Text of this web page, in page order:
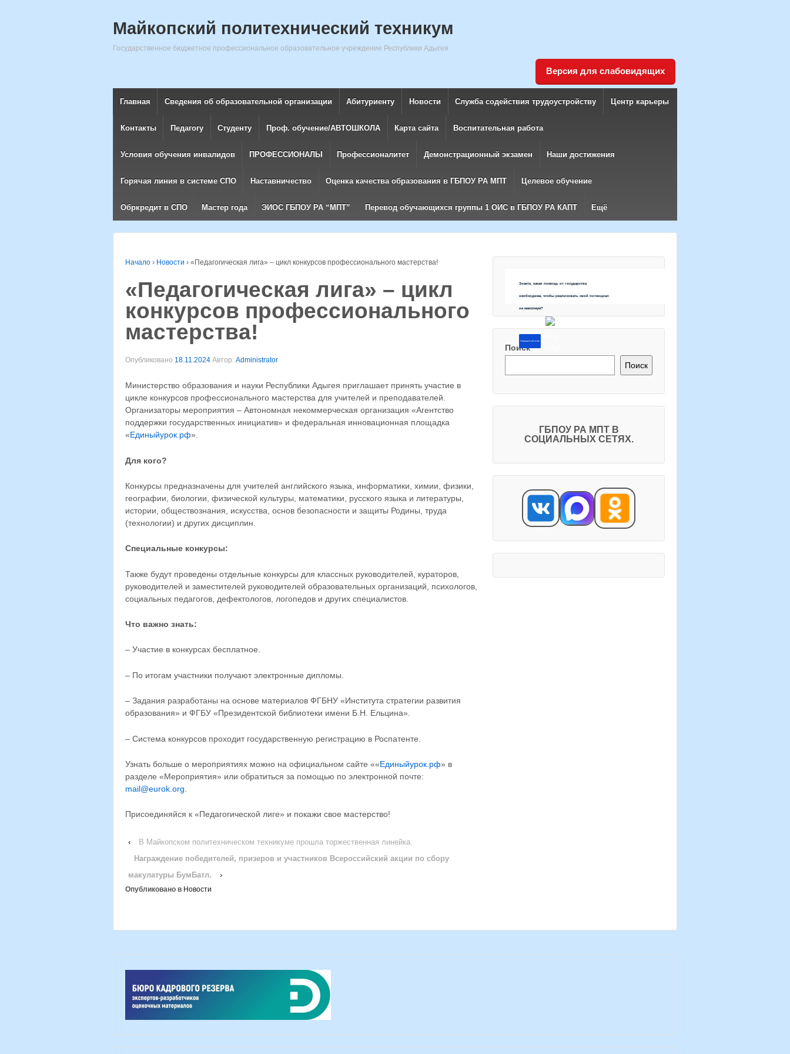
Майкопский политехнический техникум
Государственное бюджетное профессиональное образовательное учреждение Республики Адыгея
Версия для слабовидящих
Главная Сведения об образовательной организации Абитуриенту Новости Служба содействия трудоустройству Центр карьеры
Контакты Педагогу Студенту Проф. обучение/АВТОШКОЛА Карта сайта Воспитательная работа
Условия обучения инвалидов ПРОФЕССИОНАЛЫ Профессионалитет Демонстрационный экзамен Наши достижения
Горячая линия в системе СПО Наставничество Оценка качества образования в ГБПОУ РА МПТ Целевое обучение
Обркредит в СПО Мастер года ЭИОС ГБПОУ РА “МПТ” Перевод обучающихся группы 1 ОИС в ГБПОУ РА КАПТ Ещё
Начало › Новости › «Педагогическая лига» – цикл конкурсов профессионального мастерства!
«Педагогическая лига» – цикл
конкурсов профессионального
мастерства!
Опубликовано 18.11.2024 Автор: Administrator
Министерство образования и науки Республики Адыгея приглашает принять участие в
цикле конкурсов профессионального мастерства для учителей и преподавателей.
Организаторы мероприятия – Автономная некоммерческая организация «Агентство
поддержки государственных инициатив» и федеральная инновационная площадка
«Единыйурок.рф».
Для кого?
Конкурсы предназначены для учителей английского языка, информатики, химии, физики,
географии, биологии, физической культуры, математики, русского языка и литературы,
истории, обществознания, искусства, основ безопасности и защиты Родины, труда
(технологии) и других дисциплин.
Специальные конкурсы:
Также будут проведены отдельные конкурсы для классных руководителей, кураторов,
руководителей и заместителей руководителей образовательных организаций, психологов,
социальных педагогов, дефектологов, логопедов и других специалистов.
Что важно знать:
– Участие в конкурсах бесплатное.
– По итогам участники получают электронные дипломы.
– Задания разработаны на основе материалов ФГБНУ «Института стратегии развития
образования» и ФГБУ «Президентской библиотеки имени Б.Н. Ельцина».
– Система конкурсов проходит государственную регистрацию в Роспатенте.
Узнать больше о мероприятиях можно на официальном сайте ««Единыйурок.рф» в
разделе «Мероприятия» или обратиться за помощью по электронной почте:
mail@eurok.org
Присоединяйся к «Педагогической лиге» и покажи свое мастерство!
‹
В Майкопском политехническом техникуме прошла торжественная линейка.
Награждение победителей, призеров и участников Всероссийский акции по сбору
макулатуры БумБатл.
›
Опубликовано в Новости
Знаете, какая помощь от государства
необходима, чтобы реализовать свой потенциал
на максимум?
Напишите об этом
Поиск
Поиск
ГБПОУ РА МПТ В
СОЦИАЛЬНЫХ СЕТЯХ.